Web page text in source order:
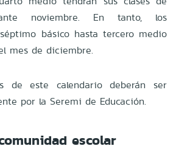
noviembre. En tanto, los
básico hasta tercero medio
mes de diciembre.
de este calendario deberán ser
por la Seremi de Educación.
escolar